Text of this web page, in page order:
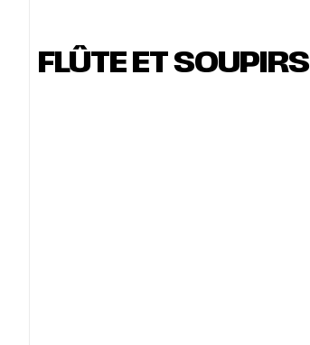
FLÛTE ET SOUPIRS